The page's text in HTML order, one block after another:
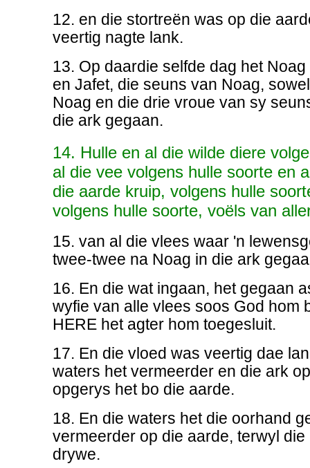
12. en die stortreën was op die
veertig nagte lank.
13. Op daardie selfde dag het
en Jafet, die seuns van Noag,
Noag en die drie vroue van sy
die ark gegaan.
14. Hulle en al die wilde diere
al die vee volgens hulle soorte en
die aarde kruip, volgens hulle
volgens hulle soorte, voëls van
15. van al die vlees waar 'n
twee-twee na Noag in die ark
16. En die wat ingaan, het gegaan
wyfie van alle vlees soos God hom
HERE het agter hom toegesluit.
17. En die vloed was veertig dae
waters het vermeerder en die ark
opgerys het bo die aarde.
18. En die waters het die oorhand
vermeerder op die aarde, terwyl
drywe.